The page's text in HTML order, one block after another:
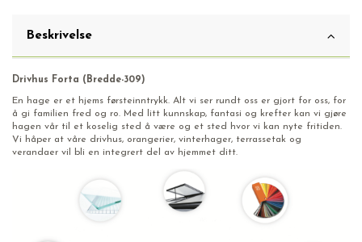
Beskrivelse
Drivhus Forta (Bredde-309)
En hage er et hjems førsteinntrykk. Alt vi ser rundt oss er gjort for oss, for
å gi familien fred og ro. Med litt kunnskap, fantasi og krefter kan vi gjøre
hagen vår til et koselig sted å være og et sted hvor vi kan nyte fritiden.
Vi håper at våre drivhus, orangerier, vinterhager, terrassetak og
verandaer vil bli en integrert del av hjemmet ditt.